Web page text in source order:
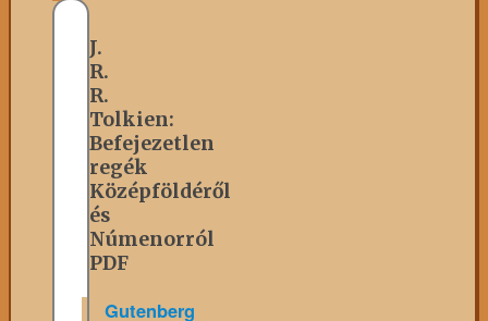
J.
R.
R.
Tolkien:
Befejezetlen
regék
Középföldéről
és
Númenorról
PDF
Gutenberg